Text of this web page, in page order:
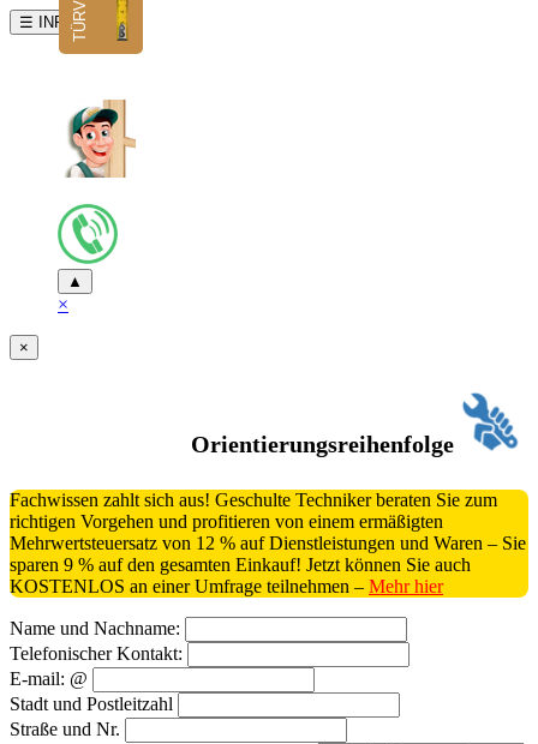
☰ INFO
▲
×
×
Orientierungsreihenfolge
Fachwissen zahlt sich aus! Geschulte Techniker beraten Sie zum
richtigen Vorgehen und profitieren von einem ermäßigten
Mehrwertsteuersatz von 12 % auf Dienstleistungen und Waren – Sie
sparen 9 % auf den gesamten Einkauf! Jetzt können Sie auch
KOSTENLOS an einer Umfrage teilnehmen – Mehr hier
Name und Nachname:
Telefonischer Kontakt:
E-mail: @
Stadt und Postleitzahl
Straße und Nr.